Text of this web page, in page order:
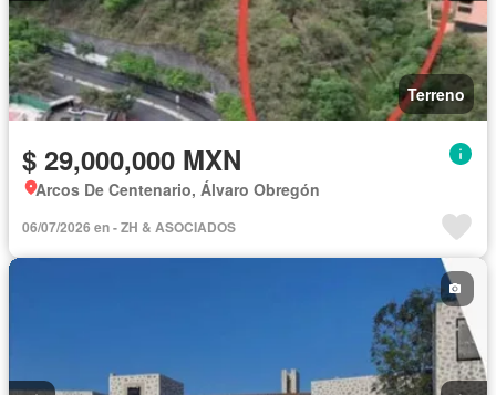
Terreno
$ 29,000,000 MXN
Arcos De Centenario, Álvaro Obregón
06/07/2026 en - ZH & ASOCIADOS